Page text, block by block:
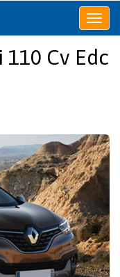
Apri
o
chiudi
menu
Cv Edc